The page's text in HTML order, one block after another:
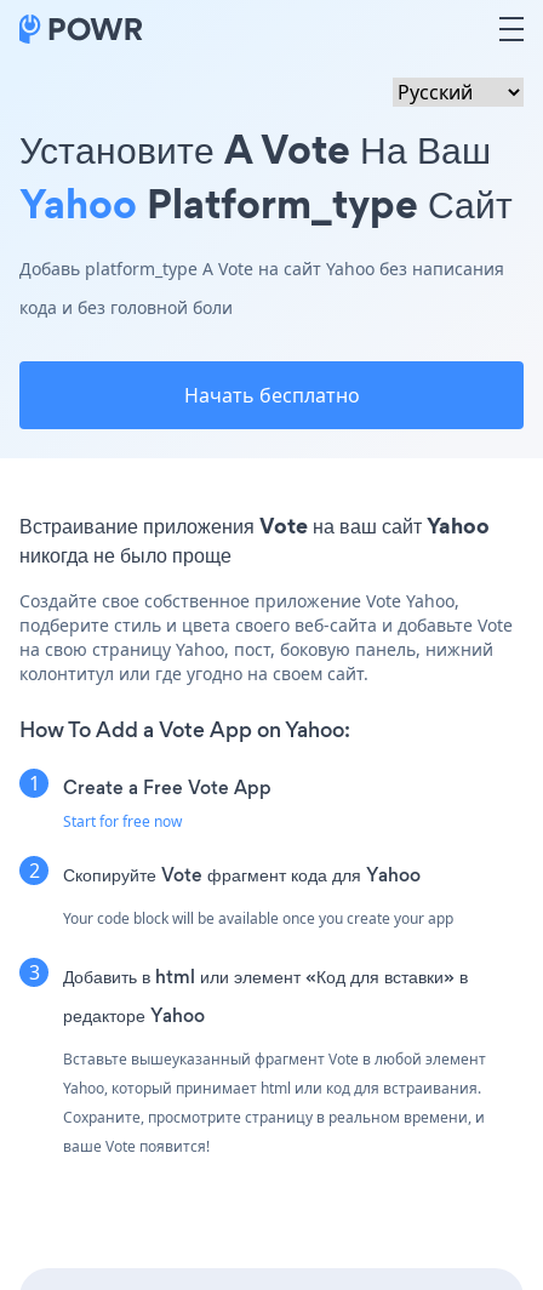
Установите A Vote На Ваш
Yahoo Platform_type Сайт
Добавь platform_type A Vote на сайт Yahoo без написания
кода и без головной боли
Начать бесплатно
Встраивание приложения Vote на ваш сайт Yahoo
никогда не было проще
Создайте свое собственное приложение Vote Yahoo,
подберите стиль и цвета своего веб-сайта и добавьте Vote
на свою страницу Yahoo, пост, боковую панель, нижний
колонтитул или где угодно на своем сайт.
How To Add a Vote App on Yahoo:
Create a Free Vote App
Start for free now
Скопируйте Vote фрагмент кода для Yahoo
Your code block will be available once you create your app
Добавить в html или элемент «Код для вставки» в
редакторе Yahoo
Вставьте вышеуказанный фрагмент Vote в любой элемент
Yahoo, который принимает html или код для встраивания.
Сохраните, просмотрите страницу в реальном времени, и
ваше Vote появится!